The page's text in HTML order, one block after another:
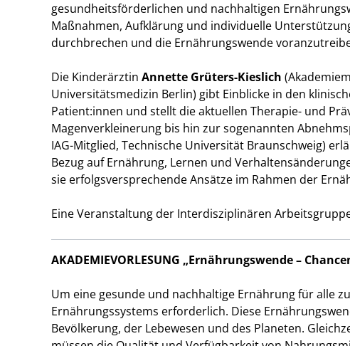
gesundheitsförderlichen und nachhaltigen
Maßnahmen, Aufklärung und individuelle
durchbrechen und die Ernährungswende
Die Kinderärztin Annette Grüters-Kieslich
Universitätsmedizin Berlin) gibt Einblicke in den
Patient:innen und stellt die aktuellen Therapie- und
Magenverkleinerung bis hin zur sogenannten
IAG-Mitglied, Technische Universität Braunschweig)
Bezug auf Ernährung, Lernen und
sie erfolgsversprechende Ansätze im Rahmen der
Eine Veranstaltung der Interdisziplinären
AKADEMIEVORLESUNG „Ernährungswende –
Um eine gesunde und nachhaltige Ernährung für alle
Ernährungssystems erforderlich. Diese
Bevölkerung, der Lebewesen und des Planeten.